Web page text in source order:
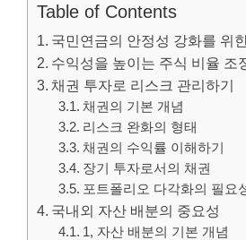
Table of Contents
국민연금의 안정성 강화를 위
수익성을 높이는 주식 비율 조
채권 투자로 리스크 관리하기
채권의 기본 개념
리스크 완화의 형태
채권의 수익률 이해하기
장기 투자로서의 채권
포트폴리오 다각화의 필요
국내외 자산 배분의 중요성
1, 자산 배분의 기본 개념